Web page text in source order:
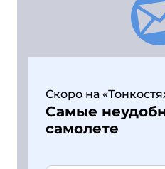
Скоро на
Самые
самолете